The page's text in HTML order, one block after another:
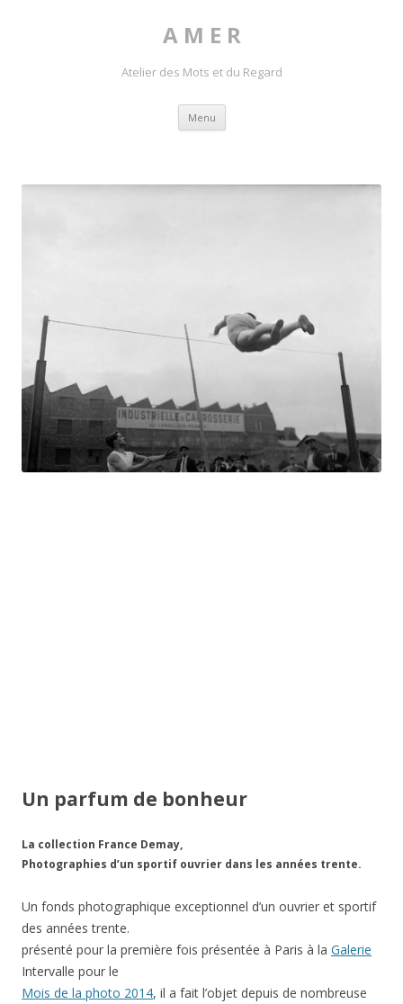
A M E R
Atelier des Mots et du Regard
Menu Skip to content
Un parfum de bonheur
La collection France Demay,
Photographies d’un sportif ouvrier dans les années trente.
Un fonds photographique exceptionnel d’un ouvrier et sportif
des années trente.
présenté pour la première fois présentée à Paris à la Galerie
Intervalle pour le
Mois de la photo 2014, il a fait l’objet depuis de nombreuse